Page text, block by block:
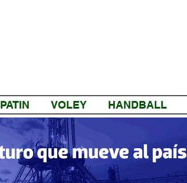
PATIN VOLEY HANDBALL